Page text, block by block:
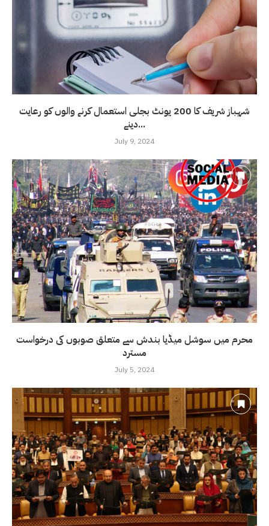
شہباز شریف کا 200 یونٹ بجلی استعمال کرنے والوں کو رعایت
دینے...
July 9, 2024
محرم میں سوشل میڈیا بندش سے متعلق صوبوں کی درخواست
مسترد
July 5, 2024